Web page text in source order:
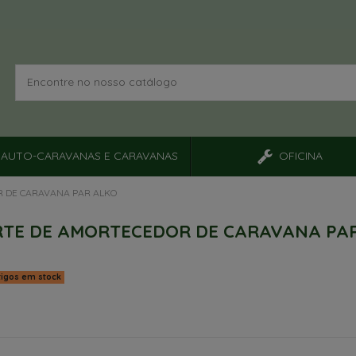
AUTO-CARAVANAS E CARAVANAS OFICINA
DE CARAVANA PAR ALKO
DE AMORTECEDOR DE CARAVANA
em stock